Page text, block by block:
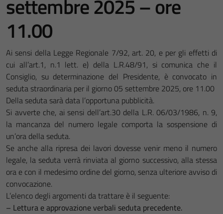
settembre 2025 – ore
11.00
Ai sensi della Legge Regionale 7/92, art. 20, e per gli effetti di
cui all’art.1, n.1 lett. e) della L.R.48/91, si comunica che il
Consiglio, su determinazione del Presidente, è convocato in
seduta straordinaria per il giorno 05 settembre 2025, ore 11.00
Della seduta sarà data l’opportuna pubblicità.
Si avverte che, ai sensi dell’art.30 della L.R. 06/03/1986, n. 9,
la mancanza del numero legale comporta la sospensione di
un’ora della seduta.
Se anche alla ripresa dei lavori dovesse venir meno il numero
legale, la seduta verrà rinviata al giorno successivo, alla stessa
ora e con il medesimo ordine del giorno, senza ulteriore avviso di
convocazione.
L’elenco degli argomenti da trattare è il seguente:
– Lettura e approvazione verbali seduta precedente.